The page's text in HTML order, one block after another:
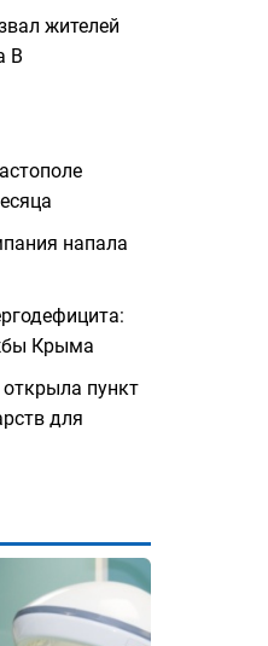
жителей
B
напала
Крыма
пункт
для